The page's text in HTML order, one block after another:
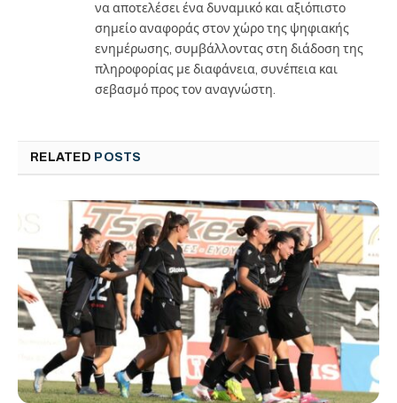
να αποτελέσει ένα δυναμικό και αξιόπιστο
σημείο αναφοράς στον χώρο της ψηφιακής
ενημέρωσης, συμβάλλοντας στη διάδοση της
πληροφορίας με διαφάνεια, συνέπεια και
σεβασμό προς τον αναγνώστη.
RELATED POSTS